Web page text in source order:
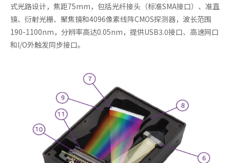
式光路设计，焦距75mm，包括光纤接头（标准SMA接口）、准直
镜、衍射光栅、聚焦镜和4096像素线阵CMOS探测器，波长范围
190-1100nm，分辨率高达0.05nm，提供USB3.0接口、高速网口
和I/O外触发同步接口。